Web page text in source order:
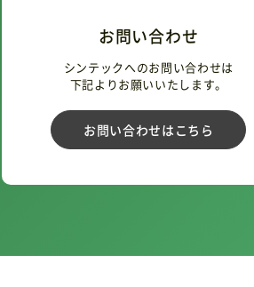
お問い合わせ
シンテックへのお問い合わせは
下記よりお願いいたします。
お問い合わせはこちら